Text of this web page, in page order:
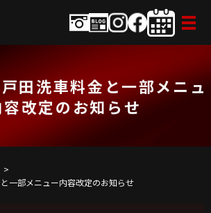
田洗車料金と一部メニュ
容改定のお知らせ
一部メニュー内容改定のお知らせ